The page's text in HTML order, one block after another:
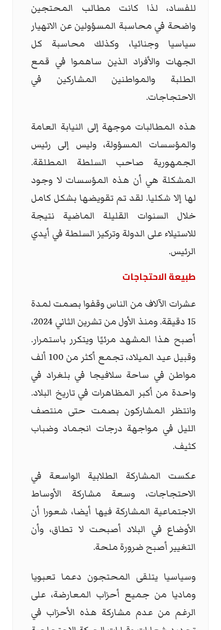
للفساد، لذا كانت مطالب المحتجين
واضحة في محاسبة المسؤولين عن الانهيار
سياسيا وجنائيا، وكذلك محاسبة كل
الجهات والأفراد الذين ساهموا في قمع
الطلبة والمواطنين المشاركين في
الاحتجاجات.
هذه المطالبات موجهة إلى النيابة العامة
والمؤسسات المسؤولة، وليس إلى رئيس
الجمهورية صاحب السلطة المطلقة.
المشكلة هي أن هذه المؤسسات لا وجود
لها إلا شكليا. لقد تم تقويضها بشكل كامل
خلال السنوات القليلة الماضية نتيجة
للاستيلاء على الدولة وتركيز السلطة في أيدي
الرئيس.
طبيعة الاحتجاجات
عشرات الآلاف من الناس وقفوا بصمت لمدة
15 دقيقة. ومنذ الأول من تشرين الثاني 2024،
أصبح هذا المشهد مرئيًا ويتكرر باستمرار.
وقبيل عيد الميلاد، تجمع أكثر من 100 ألف
مواطن في ساحة سلافيجا في بلغراد في
واحدة من أكبر المظاهرات في تاريخ البلاد.
وانتظر المشاركون بصمت حتى منتصف
الليل في مواجهة درجات انجماد وضباب
كثيف.
عكست المشاركة الطلابية الواسعة في
الاحتجاجات، وسعة مشاركة الأوساط
الاجتماعية المشاركة فيها أيضا، شعورا أن
الأوضاع في البلاد أصبحت لا تطاق، وأن
التغيير أصبح ضرورة ملحة.
وسياسيا يتلقى المحتجون دعما تعبويا
وماديا من جميع أحزاب المعارضة، على
الرغم من عدم مشاركة هذه الأحزاب في